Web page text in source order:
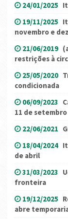
24/01/2025
19/11/2025
novembro e
21/06/2019
restrições à
25/05/2020
condicionada
06/09/2023
11 de setembro
22/06/2021
18/04/2024
de abril
31/03/2023
fronteira
19/12/2025
abre